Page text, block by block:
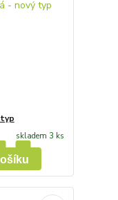
skladem 3 ks